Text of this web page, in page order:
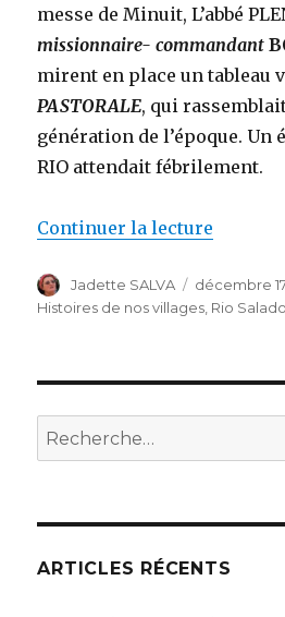
messe de Minuit, L’abbé
missionnaire- commandant
mirent en place un tableau
PASTORALE, qui
génération de l’époque. Un
RIO attendait fébrilement.
Continuer la lecture
Auteur
Jadette SALVA
Publié
le
décembre
Histoires de nos villages Rio Salado
Recherche
pour :
ARTICLES RÉCENTS